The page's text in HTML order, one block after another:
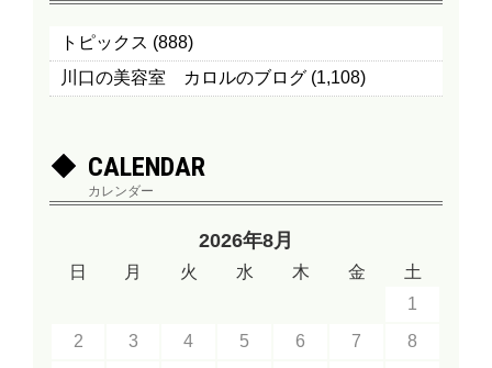
トピックス (888)
川口の美容室 カロルのブログ (1,108)
CALENDAR
カレンダー
2026年8月
日 月 火 水 木 金
土
1
2
3 4 5 6 7
8